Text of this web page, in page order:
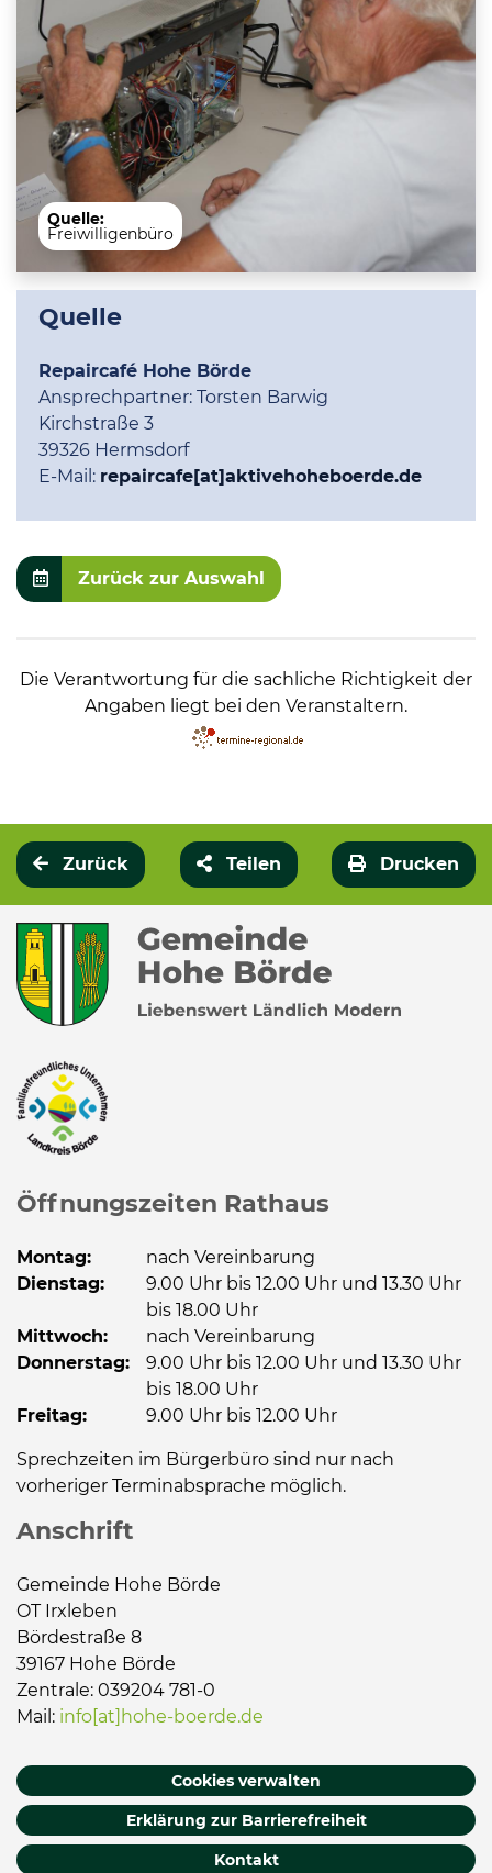
Quelle:
Freiwilligenbüro
Quelle
Repaircafé Hohe Börde
Ansprechpartner: Torsten Barwig
Kirchstraße 3
39326 Hermsdorf
E-Mail: repaircafe[at]aktivehoheboerde.de
Zurück zur Auswahl
Die Verantwortung für die sachliche Richtigkeit der
Angaben liegt bei den Veranstaltern.
Zurück Teilen Drucken
Öffnungszeiten Rathaus
Montag:
nach Vereinbarung
Dienstag:
9.00 Uhr bis 12.00 Uhr und 13.30 Uhr
bis 18.00 Uhr
Mittwoch:
nach Vereinbarung
Donnerstag: 9.00 Uhr bis 12.00 Uhr und 13.30 Uhr
bis 18.00 Uhr
Freitag:
9.00 Uhr bis 12.00 Uhr
Sprechzeiten im Bürgerbüro sind nur nach
vorheriger Terminabsprache möglich.
Anschrift
Gemeinde Hohe Börde
OT Irxleben
Bördestraße 8
39167 Hohe Börde
Zentrale: 039204 781-0
Mail: info[at]hohe-boerde.de
Cookies verwalten
Erklärung zur Barrierefreiheit
Kontakt